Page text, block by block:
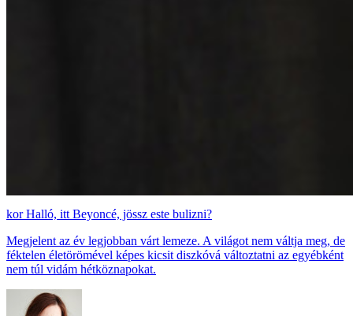
Halló, itt Beyoncé, jössz este bulizni?
Megjelent az év legjobban várt lemeze. A világot nem váltja meg, de
féktelen életörömével képes kicsit diszkóvá változtatni az egyébként
nem túl vidám hétköznapokat.